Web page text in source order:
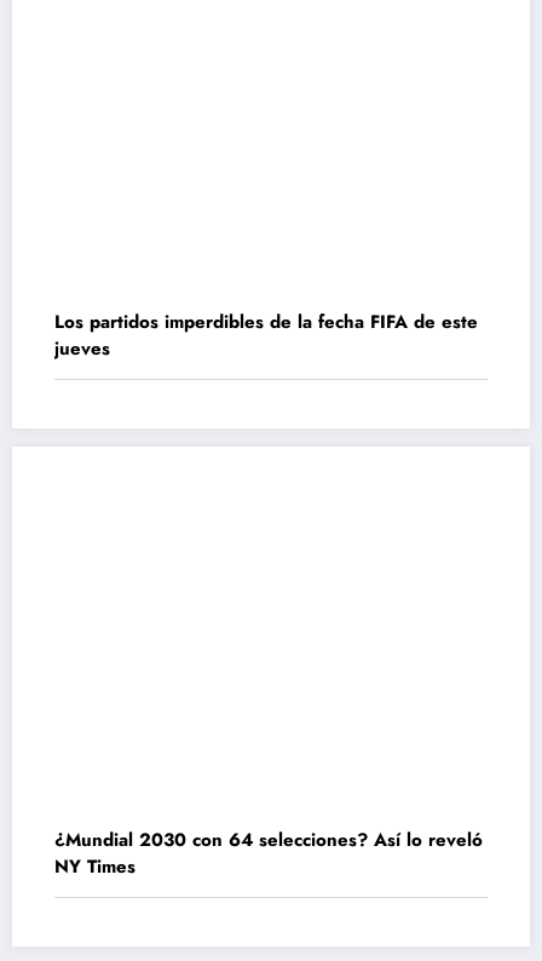
Los partidos imperdibles de la fecha FIFA de este
jueves
¿Mundial 2030 con 64 selecciones? Así lo reveló
NY Times